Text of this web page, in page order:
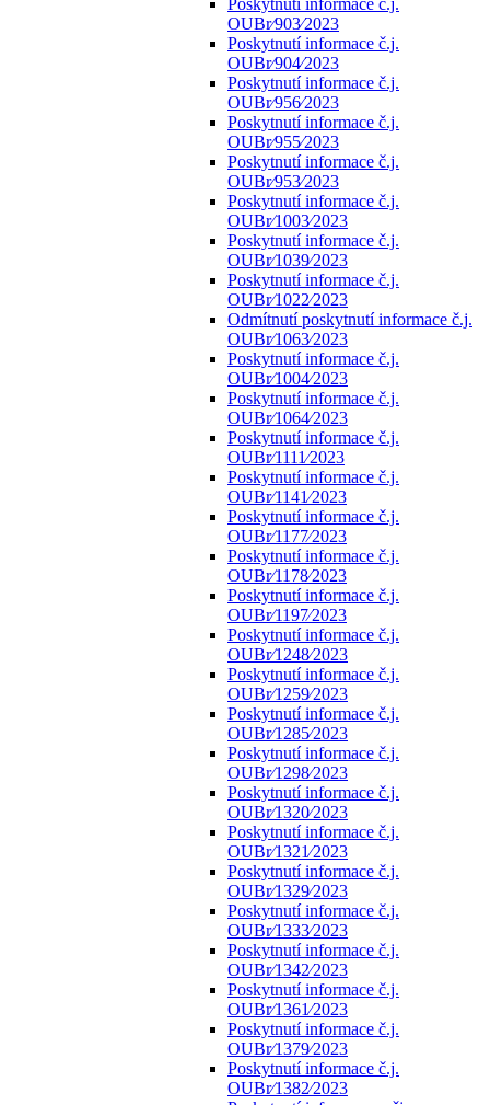
Poskytnutí informace č.j.
OUBr⁄903⁄2023
Poskytnutí informace č.j.
OUBr⁄904⁄2023
Poskytnutí informace č.j.
OUBr⁄956⁄2023
Poskytnutí informace č.j.
OUBr⁄955⁄2023
Poskytnutí informace č.j.
OUBr⁄953⁄2023
Poskytnutí informace č.j.
OUBr⁄1003⁄2023
Poskytnutí informace č.j.
OUBr⁄1039⁄2023
Poskytnutí informace č.j.
OUBr⁄1022⁄2023
Odmítnutí poskytnutí informace č.j.
OUBr⁄1063⁄2023
Poskytnutí informace č.j.
OUBr⁄1004⁄2023
Poskytnutí informace č.j.
OUBr⁄1064⁄2023
Poskytnutí informace č.j.
OUBr⁄1111⁄2023
Poskytnutí informace č.j.
OUBr⁄1141⁄2023
Poskytnutí informace č.j.
OUBr⁄1177⁄2023
Poskytnutí informace č.j.
OUBr⁄1178⁄2023
Poskytnutí informace č.j.
OUBr⁄1197⁄2023
Poskytnutí informace č.j.
OUBr⁄1248⁄2023
Poskytnutí informace č.j.
OUBr⁄1259⁄2023
Poskytnutí informace č.j.
OUBr⁄1285⁄2023
Poskytnutí informace č.j.
OUBr⁄1298⁄2023
Poskytnutí informace č.j.
OUBr⁄1320⁄2023
Poskytnutí informace č.j.
OUBr⁄1321⁄2023
Poskytnutí informace č.j.
OUBr⁄1329⁄2023
Poskytnutí informace č.j.
OUBr⁄1333⁄2023
Poskytnutí informace č.j.
OUBr⁄1342⁄2023
Poskytnutí informace č.j.
OUBr⁄1361⁄2023
Poskytnutí informace č.j.
OUBr⁄1379⁄2023
Poskytnutí informace č.j.
OUBr⁄1382⁄2023